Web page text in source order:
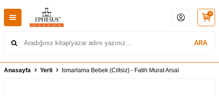
ARA
0
Anasayfa Yerli Ismarlama Bebek (Ciltsiz) - Fatih Murat Arsal